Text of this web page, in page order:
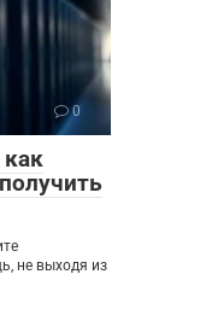
0
не выходя из